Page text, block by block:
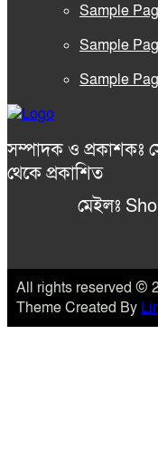
Sample
Sample
Sample
সম্পাদক ও প্রকাশকঃ
থেকে প্রকাশিত
মেইলঃ
All rights reserved ©
Theme Created By